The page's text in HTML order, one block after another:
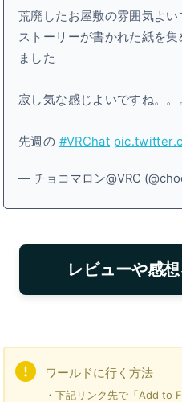
荒廃したお屋敷の雰囲気よい
ストーリーが書かれた紙を
ました
寂し気な感じよいですね。。
先週の #VRChat
— チョコマロン@VRC
レビューや感
ワールドに行く方法
・下記リンク先で「Add to